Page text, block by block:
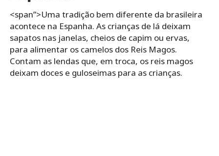
<span”>Uma tradição bem diferente da brasileira
acontece na Espanha. As crianças de lá deixam
sapatos nas janelas, cheios de capim ou ervas,
para alimentar os camelos dos Reis Magos.
Contam as lendas que, em troca, os reis magos
deixam doces e guloseimas para as crianças.